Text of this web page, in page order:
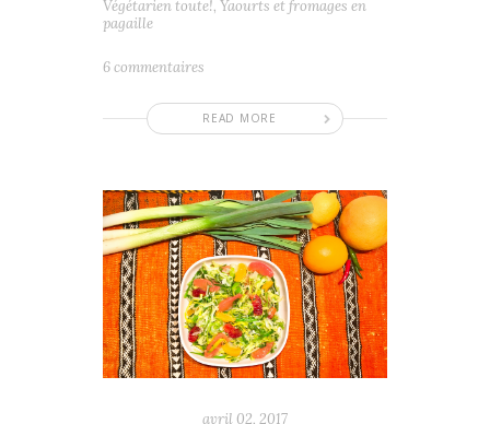
READ MORE
Végétarien toute!, Yaourts et fromages en
pagaille
6 commentaires
avril 02, 2017